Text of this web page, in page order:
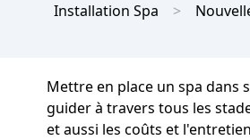
Installation Spa
Mettre en place un spa dans
guider à travers tous les
et aussi les coûts et